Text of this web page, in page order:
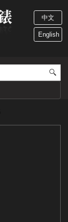
中文
English